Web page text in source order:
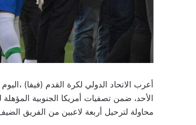
أعرب الاتحاد الدولي لكرة القدم (فيفا)
محاولة لترحيل أربعة لاعبين من الفريق